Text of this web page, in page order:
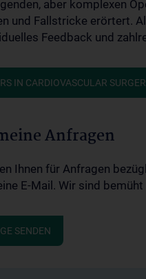
aber komplexen
und Fallstricke erörtert.
Feedback und
IN CARDIOVASCULAR
Anfragen
Ihnen für Anfragen
E-Mail. Wir sind
SENDEN